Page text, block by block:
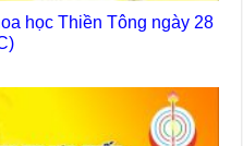
học Thiền Tông ngày 28